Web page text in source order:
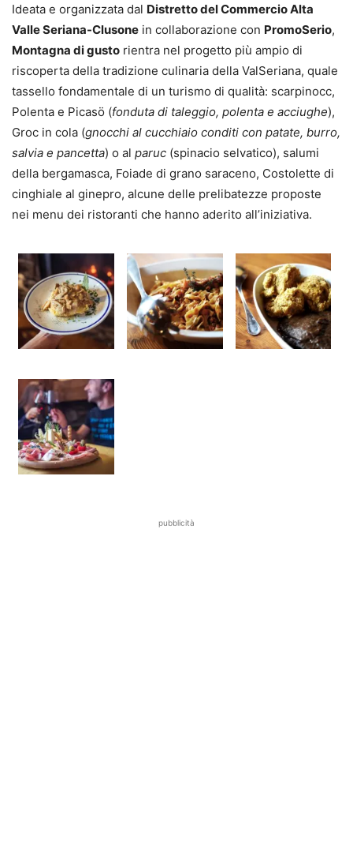
Ideata e organizzata dal Distretto del Commercio Alta
Valle Seriana-Clusone in collaborazione con PromoSerio,
Montagna di gusto rientra nel progetto più ampio di
riscoperta della tradizione culinaria della ValSeriana, quale
tassello fondamentale di un turismo di qualità: scarpinocc,
Polenta e Picasö (fonduta di taleggio, polenta e acciughe),
Groc in cola (gnocchi al cucchiaio conditi con patate, burro,
salvia e pancetta) o al paruc (spinacio selvatico), salumi
della bergamasca, Foiade di grano saraceno, Costolette di
cinghiale al ginepro, alcune delle prelibatezze proposte
nei menu dei ristoranti che hanno aderito all’iniziativa.
pubblicità